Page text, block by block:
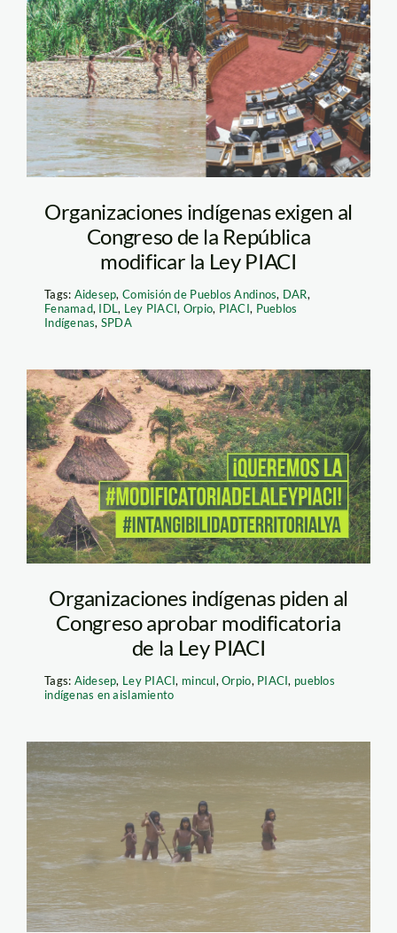
aisladosparavivir
Organizaciones indígenas exigen al
Congreso de la República
modificar la Ley PIACI
Tags: Aidesep,Comisión de Pueblos Andinos, DAR,
Fenamad, IDL, Ley PIACI, Orpio, PIACI, Pueblos
Indígenas, SPDA
LeyPiaciAidesep
Organizaciones indígenas piden al
Congreso aprobar modificatoria
de la Ley PIACI
Tags: Aidesep, Ley PIACI, mincul,Orpio, PIACI, pueblos
indígenas en aislamiento
SERNANP-PIACI-
Modificación-Ley-
SPDA